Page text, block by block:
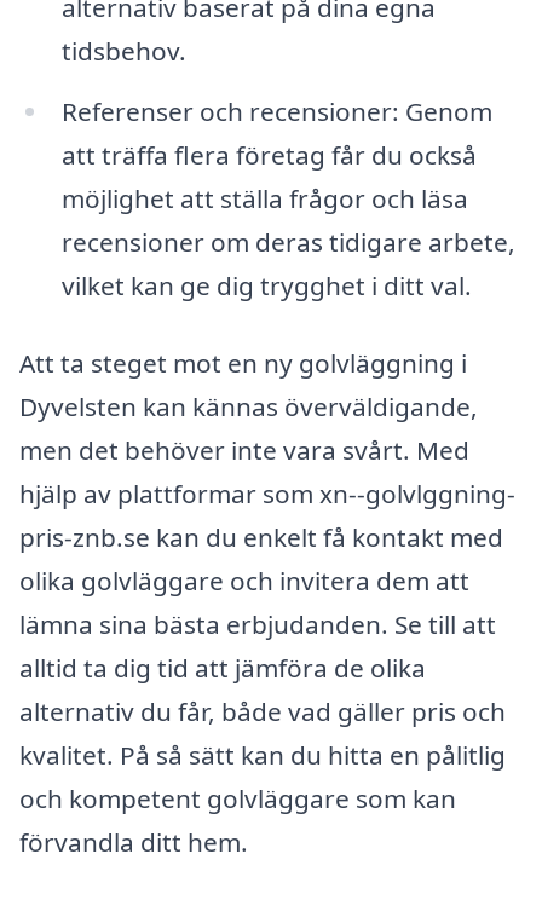
alternativ baserat på dina egna
tidsbehov.
Referenser och recensioner: Genom
att träffa flera företag får du också
möjlighet att ställa frågor och läsa
recensioner om deras tidigare arbete,
vilket kan ge dig trygghet i ditt val.
Att ta steget mot en ny golvläggning i
Dyvelsten kan kännas överväldigande,
men det behöver inte vara svårt. Med
hjälp av plattformar som xn--golvlggning-
pris-znb.se kan du enkelt få kontakt med
olika golvläggare och invitera dem att
lämna sina bästa erbjudanden. Se till att
alltid ta dig tid att jämföra de olika
alternativ du får, både vad gäller pris och
kvalitet. På så sätt kan du hitta en pålitlig
och kompetent golvläggare som kan
förvandla ditt hem.